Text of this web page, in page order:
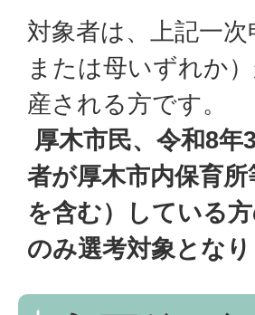
対象者は、上記一
または母いずれか
産される方です。
厚木市民、令和8
者が厚木市内保育
を含む）している
のみ選考対象となり